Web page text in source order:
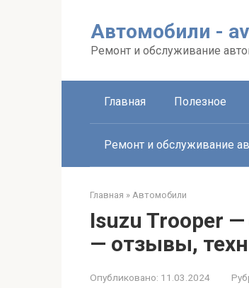
Автомобили -
Ремонт и обслуживание
Главная Полезное
Ремонт и обслуживание
Главная » Автомобили
Isuzu Trooper
— отзывы,
Опубликовано: 11.03.2024